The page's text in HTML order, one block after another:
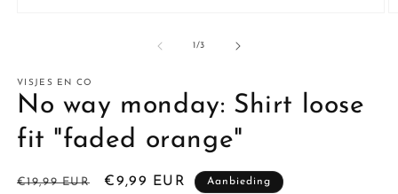
1/van
3
VISJES EN CO
No way monday: Shirt loose
fit "faded orange"
Normale
€19,99 EUR Aanbiedingsprijs
€9,99 EUR Aanbieding